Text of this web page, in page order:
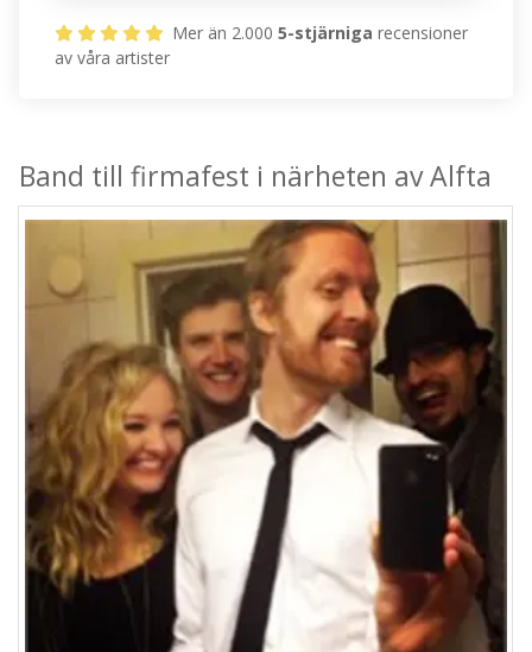
Mer än 2.0005-stjärniga recensioner
av våra artister
Band till firmafest i närheten av Alfta